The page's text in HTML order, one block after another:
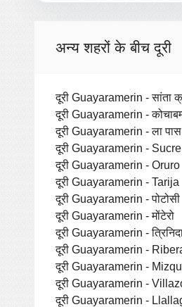
अन्य शहरों के बीच दूरी
दूरी Guayaramerin - सांता
दूरी Guayaramerin -
दूरी Guayaramerin - ला पास
दूरी Guayaramerin - Sucre
दूरी Guayaramerin - Oruro
दूरी Guayaramerin - Tarija
दूरी Guayaramerin - पोटोसी
दूरी Guayaramerin - मोंटेरो
दूरी Guayaramerin -
दूरी Guayaramerin -
दूरी Guayaramerin -
दूरी Guayaramerin -
दूरी Guayaramerin -